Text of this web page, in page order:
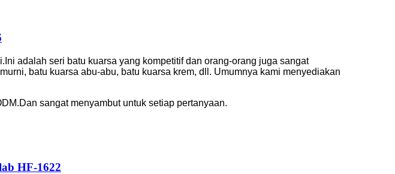
adalah seri batu kuarsa yang kompetitif dan orang-orang juga sangat
batu kuarsa abu-abu, batu kuarsa krem, dll. Umumnya kami menyediakan
sangat menyambut untuk setiap pertanyaan.
HF-1622